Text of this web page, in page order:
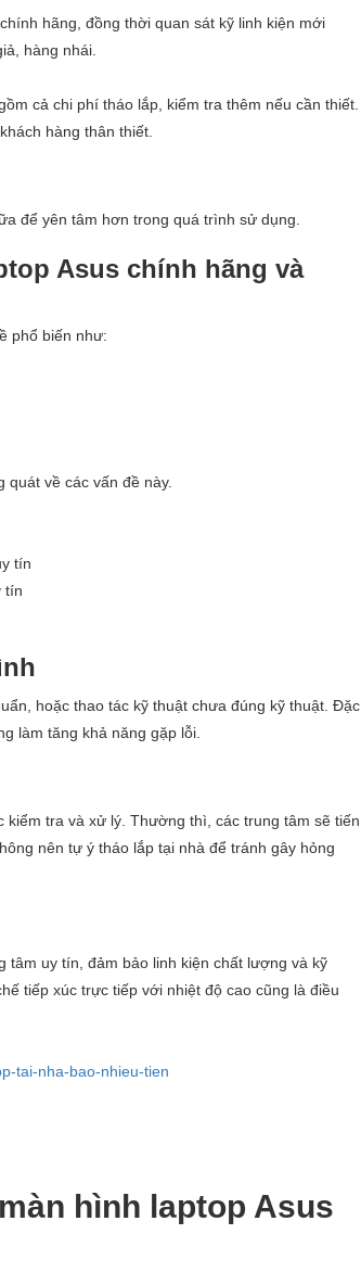
hãng, đồng thời quan sát kỹ linh kiện mới
hàng nhái.
cả chi phí tháo lắp, kiểm tra thêm nếu cần thiết.
hàng thân thiết.
để yên tâm hơn trong quá trình sử dụng.
Asus chính hãng và
phổ biến như:
về các vấn đề này.
tín
hoặc thao tác kỹ thuật chưa đúng kỹ thuật. Đặc
làm tăng khả năng gặp lỗi.
tra và xử lý. Thường thì, các trung tâm sẽ tiến
nên tự ý tháo lắp tại nhà để tránh gây hỏng
tâm uy tín, đảm bảo linh kiện chất lượng và kỹ
tiếp xúc trực tiếp với nhiệt độ cao cũng là điều
tai-nha-bao-nhieu-tien
hình laptop Asus